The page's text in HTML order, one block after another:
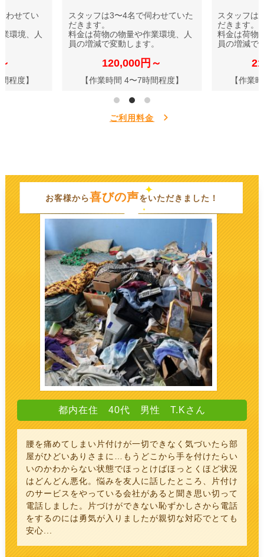
わせてい
環境、人
程度】
スタッフは3〜4名で伺わせていた
だきます。
料金は荷物の物量や作業環境、人
員の増減で変動します。
120,000円～
【作業時間 4〜7時間程度】
スタッフは
だきます。
料金は荷物
員の増減で
【作業
ご利用料金
お客様から喜びの声をいただきました！
都内在住 40代 男性 T.Kさん
腰を痛めてしまい片付けが一切できなく気づいたら部
屋がひどいありさまに…もうどこから手を付けたらい
いのかわからない状態でほっとけばほっとくほど状況
はどんどん悪化。悩みを友人に話したところ、片付け
のサービスをやっている会社があると聞き思い切って
電話しました。片づけができない恥ずかしさから電話
をするのには勇気が入りましたが親切な対応でとても
安心...